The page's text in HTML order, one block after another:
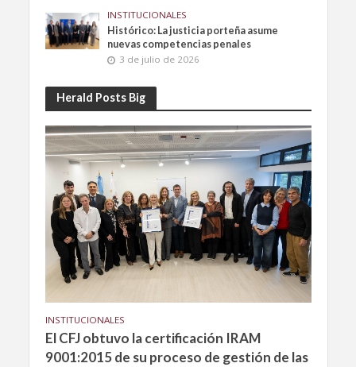
INSTITUCIONALES
Histórico: La justicia porteña asume
nuevas competencias penales
3 de julio de 2026
Herald Posts Big
INSTITUCIONALES
El CFJ obtuvo la certificación IRAM
9001:2015 de su proceso de gestión de las